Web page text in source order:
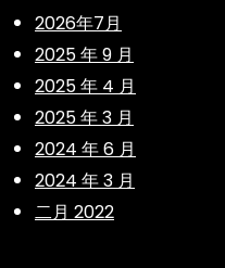
2026年7月
2025 年 9 月
2025 年 4 月
2025 年 3 月
2024 年 6 月
2024 年 3 月
二月 2022